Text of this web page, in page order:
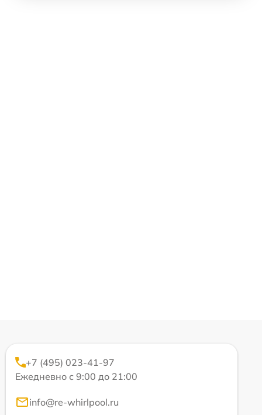
+7 (495) 023-41-97
Ежедневно с 9:00 до 21:00
info@re-whirlpool.ru